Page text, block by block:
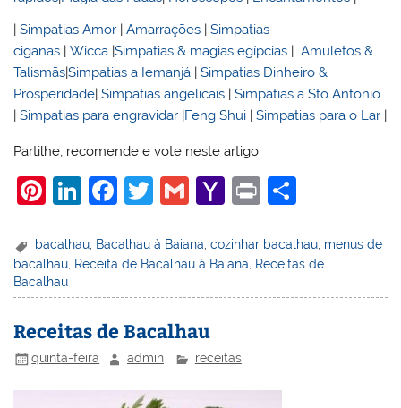
|Simpatias Amor |Amarrações |Simpatias
ciganas |Wicca |Simpatias & magias egípcias |Amuletos &
Talismãs|Simpatias a Iemanjá |Simpatias Dinheiro &
Prosperidade|Simpatias angelicais |Simpatias a Sto Antonio
|Simpatias para engravidar |Feng Shui |Simpatias para o Lar |
Partilhe, recomende e vote neste artigo
Pi
er
e
st
Li
k
e
dI
n
F
c
e
b
o
o
k
T
itt
er
G
ai
l
Y
h
o
o
ai
l
Pr
t
ar
e
bacalhau Bacalhau à Baiana ,cozinhar bacalhau menus de
bacalhau Receita de Bacalhau à Baiana
Receitas de
Bacalhau
Receitas de Bacalhau
quinta-feira admin receitas